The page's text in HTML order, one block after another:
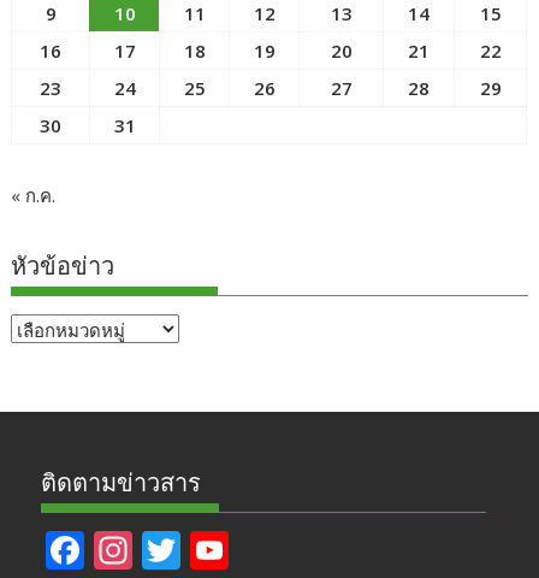
9
10 11 12 13 14
15
16
17 18 19 20 21
22
23
24 25 26 27 28
29
30
31
« ก.ค.
หัวข้อข่าว
หัวข้อ
ติดตามข่าวสาร
F In T